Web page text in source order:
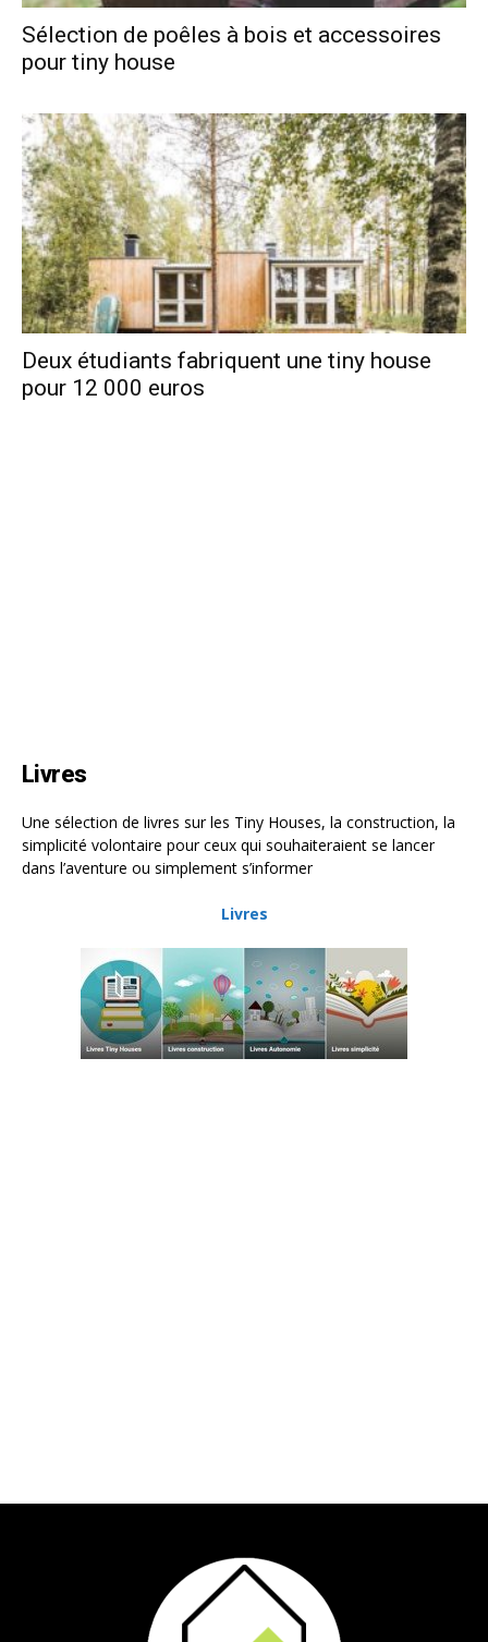
Sélection de poêles à bois et accessoires
pour tiny house
Deux étudiants fabriquent une tiny house
pour 12 000 euros
Livres
Une sélection de livres sur les Tiny Houses, la construction, la
simplicité volontaire pour ceux qui souhaiteraient se lancer
dans l’aventure ou simplement s’informer
Livres